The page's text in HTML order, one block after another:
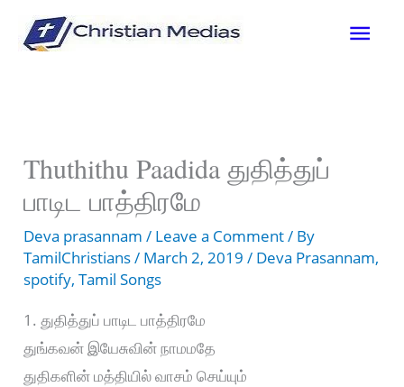
Thuthithu Paadida துதித்துப்
பாடிட பாத்திரமே
Deva prasannam / Leave a Comment/ By
TamilChristians/ March 2, 2019/ Deva Prasannam,
spotify,Tamil Songs
1. துதித்துப் பாடிட பாத்திரமே
துங்கவன் இயேசுவின் நாமமதே
துதிகளின் மத்தியில் வாசம் செய்யும்